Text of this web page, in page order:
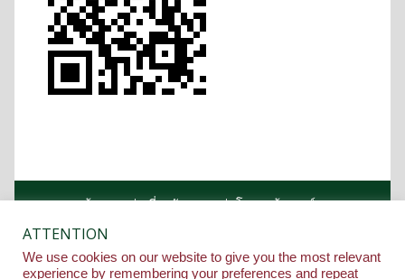
หน้าแรก เกี่ยวกับคณะ
โครงสร้างองค์กร
Copyright ©2020 Medical Department, Siam University.
ATTENTION
We use cookies on our website to give you the most relevant
experience by remembering your preferences and repeat